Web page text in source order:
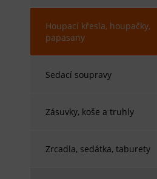
Houpací křesla, houpačky,
papasany
Sedací soupravy
Zásuvky, koše a truhly
Zrcadla, sedátka, taburety